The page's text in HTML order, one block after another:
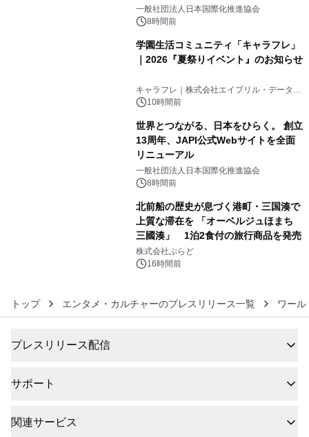
をリリース
一般社団法人日本国際化推進協会
8時間前
学園生活コミュニティ「キャラフレ」
｜2026『夏祭りイベント』のお知らせ
キャラフレ｜株式会社エイプリル・データ・
デザインズ
10時間前
世界とつながる、日本をひらく。 創立
13周年、JAPI公式Webサイトを全面
リニューアル
一般社団法人日本国際化推進協会
8時間前
北前船の歴史が息づく港町・三国湊で
上質な滞在を 「オーベルジュほまち
三國湊」 1泊2食付の旅行商品を発売
株式会社ぷらど
16時間前
トップ エンタメ・カルチャーのプレスリリース一覧 ワー
プレスリリース配信
サポート
関連サービス